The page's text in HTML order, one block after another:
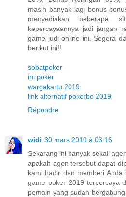
masih banyak lagi bonus-
menyediakan beberapa
kepercayaannya jadi jangan
game judi online ini. Segera
berikut ini!!
sobatpoker
ini poker
wargakartu 2019
link alternatif pokerbo 2019
Répondre
widi 30 mars 2019 à 03:16
Sekarang ini banyak sekali
apakah agen tersebut dapat
kami hadir dan memberi
game poker 2019 terpercaya
pemain yang sudah